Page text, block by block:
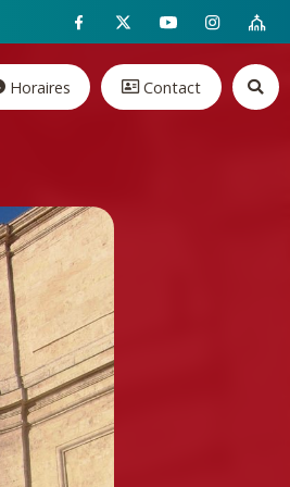
Horaires Contact